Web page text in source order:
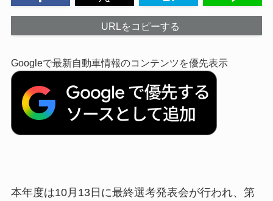
URLをコピーする
Googleで最新自動車情報のコンテンツを優先表示
本年度は10月13日に最終選考発表会が行われ、第